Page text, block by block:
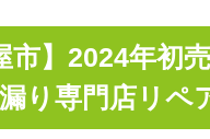
市】2024年
り専門店リペ